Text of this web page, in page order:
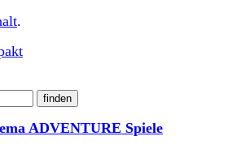
.
ADVENTURE Spiele